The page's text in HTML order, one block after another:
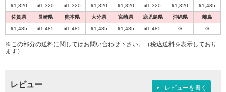
※この部分の送料に関してはお問い合わせ下さい。（税込送料を表示しており
ます）
¥1,320 ¥1,320 ¥1,320 ¥1,320 ¥1,320 ¥1,320 ¥1,320 ¥1,485
佐賀県 長崎県 熊本県 大分県 宮崎県 鹿児島県 沖縄県 離島
¥1,485 ¥1,485 ¥1,485 ¥1,485 ¥1,485 ¥1,485 ※ ※
レビュー レビューを書く